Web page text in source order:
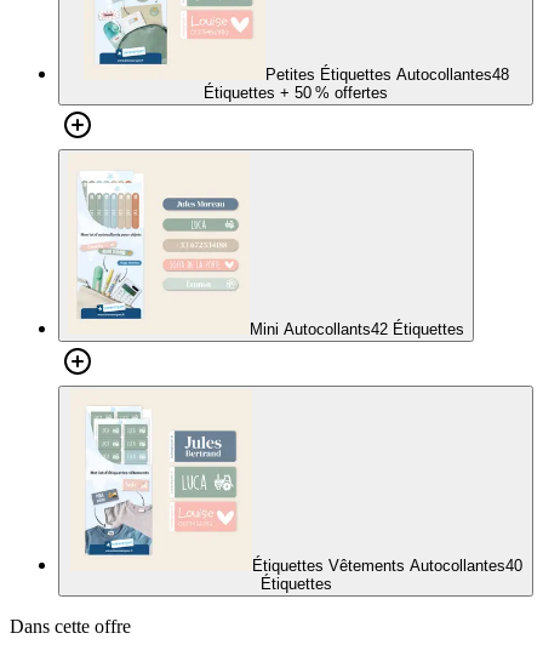
Petites Étiquettes Autocollantes48
Étiquettes + 50 % offertes
Mini Autocollants42 Étiquettes
Étiquettes Vêtements Autocollantes40
Étiquettes
Dans cette offre